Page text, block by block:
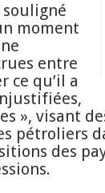
moment
entre
ce qu’il a
», visant
pétroliers
des